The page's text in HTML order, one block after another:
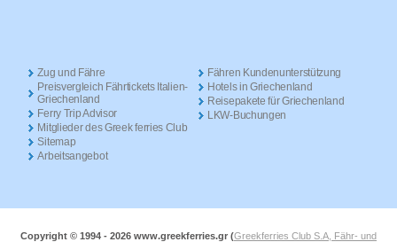
Zug und Fähre
Preisvergleich Fährtickets Italien-
Griechenland
Ferry Trip Advisor
Mitglieder des Greek ferries Club
Sitemap
Arbeitsangebot
Fähren Kundenunterstützung
Hotels in Griechenland
Reisepakete für Griechenland
LKW-Buchungen
Copyright © 1994 - 2026 www.greekferries.gr (Greekferries Club S.A, Fähr- und